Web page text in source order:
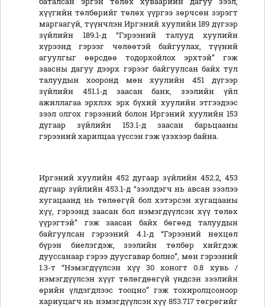
хүүгийн төлбөрийг төлөх үүргээ зөрчсөн зэрэгт
маргаагүй, түүнчлэн Иргэний хуулийн 189 дүгээр
зүйлийн 189.1-д “Гэрээний талууд хуулийн
хүрээнд гэрээг чөлөөтэй байгуулах, түүний
агуулгыг өөрсдөө тодорхойлох эрхтэй” гэж
заасны дагуу дээрх гэрээг байгуулсан байх тул
талуудын хооронд мөн хуулийн 451 дүгээр
зүйлийн 451.1-д заасан банк, зээлийн үйл
ажиллагаа эрхлэх эрх бүхий хуулийн этгээдээс
зээл олгох гэрээний болон Иргэний хуулийн 153
дугаар зүйлийн 153.1-д заасан барьцааны
гэрээний харилцаа үүссэн гэж үзэхээр байна.
Иргэний хуулийн 452 дугаар зүйлийн 452.2, 453
дугаар зүйлийн 453.1-д “зээлдэгч нь авсан зээлээ
хугацаанд нь төлөөгүй бол хэтэрсэн хугацааны
хүү, гэрээнд заасан бол нэмэгдүүлсэн хүү төлөх
үүрэгтэй” гэж заасан байх бөгөөд талуудын
байгуулсан гэрээний 4.1-д “Гэрээний нөхцөл
бүрэн биелэгдэж, зээлийн төлбөр хийгдэж
дууссанаар гэрээ дуусгавар болно”, мөн гэрээний
1.3-т “Нэмэгдүүлсэн хүү 30 хоногт 0.8 хувь /
нэмэгдүүлсэн хүүг төлөгдөөгүй үндсэн зээлийн
өрийн үлдэгдлээс тооцно” гэж тохиролцсоноор
хариуцагч нь нэмэгдүүлсэн хүү 853.717 төгрөгийг